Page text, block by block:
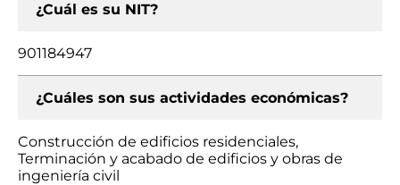
¿Cuál es su NIT?
901184947
¿Cuáles son sus actividades económicas?
Construcción de edificios residenciales,
Terminación y acabado de edificios y obras de
ingeniería civil